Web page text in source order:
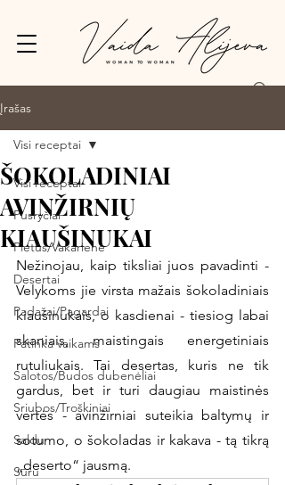
Įrašas
Visi receptai
Pusryčiai
Pietūs/Vakarienė
Desertai
Padažai/Pagardai
Patinka vaikams
Salotos/Budos dubenėliai
Sriubos/Troškiniai
Saldu
Sūru
Visi receptai
ŠOKOLADINIAI
AVINŽIRNIŲ
KIAUŠINUKAI
Nežinojau, kaip tiksliai juos pavadinti -
Velykoms jie virsta mažais šokoladiniais
kiaušinukais, o kasdienai - tiesiog labai
skaniais, maistingais energetiniais
rutuliukais. Tai desertas, kuris ne tik
gardus, bet ir turi daugiau maistinės
vertės - avinžirniai suteikia baltymų ir
sotumo, o šokoladas ir kakava - tą tikrą
„deserto“ jausmą.